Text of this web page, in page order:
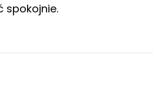
spokojnie.